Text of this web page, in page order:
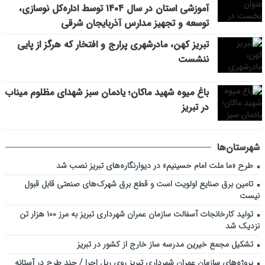
آموزشی استان در سال ۱۴۰۴ توسط اداره‌کل نوسازی،
توسعه و تجهیز مدارس آذربایجان شرقی
تبریز کهن، مادرشهری پرارج و افتخار که هرگز از پایی
ننشست
باغ میوه شهید ماکان؛ یادمان سبز شهدای مظلوم میناب
در تبریز
شهرستان‌ها
طرح «ما ملت امام حسینیم» در دیوارنگاره‌های تبریز نصب شد
تامین برق صنایع اولویت است و قطع برق شهرک‌های صنعتی قابل قبول
نیست
تولید کارخانجات آسفالت سازمان عمران شهرداری تبریز به مرز ۱۰۰ هزار تن
نزدیک شد
تشکیل مجمع خیرین مدرسه ‌ساز خارج از کشور در تبریز